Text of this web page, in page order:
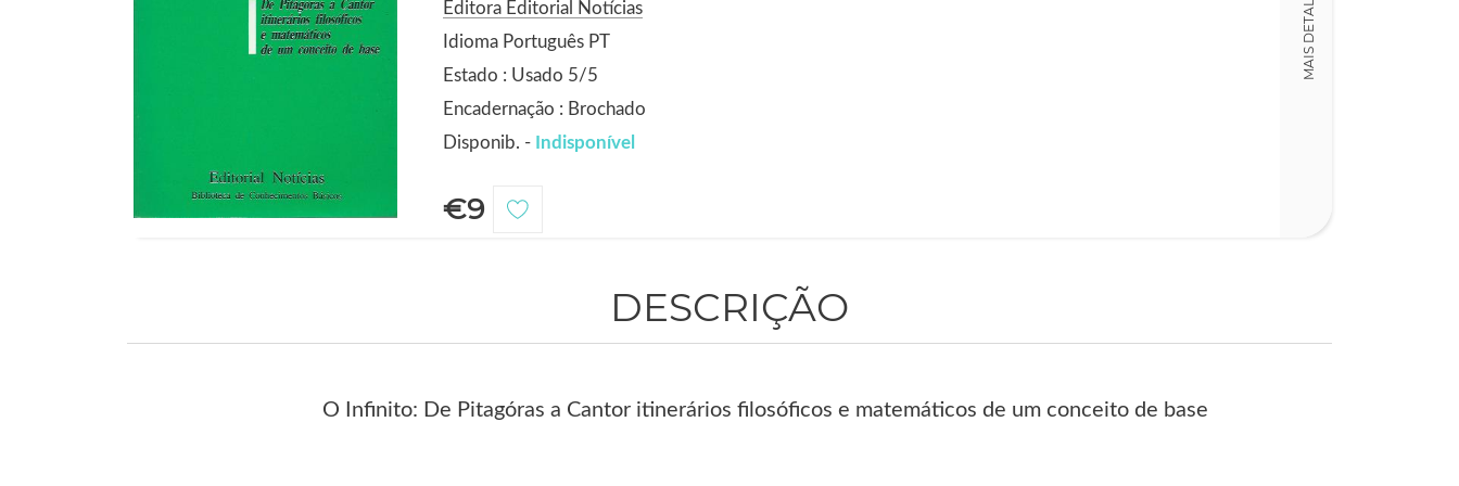
Editora Editorial Notícias
Idioma Português PT
Estado : Usado 5/5
Encadernação : Brochado
Disponib. - Indisponível
€9
MAIS DETALHES
DESCRIÇÃO
O Infinito: De Pitagóras a Cantor itinerários filosóficos e matemáticos de um conceito de base